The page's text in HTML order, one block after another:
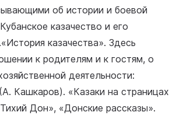
об истории и боевой
казачество и его
казачества». Здесь
к родителям и к гостям, о
деятельности:
Кашкаров). «Казаки на страницах
Дон», «Донские рассказы».